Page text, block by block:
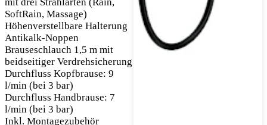
SoftRain, Massage)
Höhenverstellbare Halterung
Antikalk-Noppen
Brauseschlauch 1,5 m mit
beidseitiger Verdrehsicherung
Durchfluss Kopfbrause: 9
l/min (bei 3 bar)
Durchfluss Handbrause: 7
l/min (bei 3 bar)
Inkl. Montagezubehör